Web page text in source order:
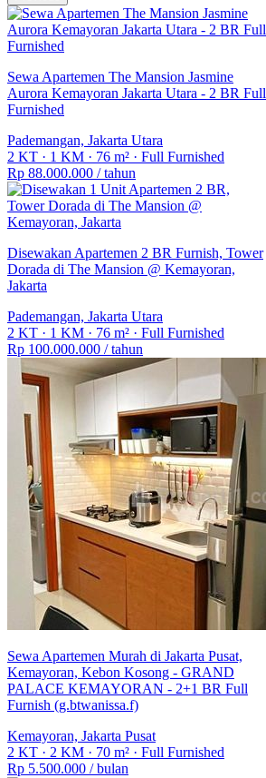
Sewa Apartemen The Mansion Jasmine
Aurora Kemayoran Jakarta Utara - 2 BR Full
Furnished
Pademangan, Jakarta Utara
2 KT · 1 KM · 76 m² · Full Furnished
Rp 88.000.000 / tahun
Disewakan Apartemen 2 BR Furnish, Tower
Dorada di The Mansion @ Kemayoran,
Jakarta
Pademangan, Jakarta Utara
2 KT · 1 KM · 76 m² · Full Furnished
Rp 100.000.000 / tahun
Sewa Apartemen Murah di Jakarta Pusat,
Kemayoran, Kebon Kosong - GRAND
PALACE KEMAYORAN - 2+1 BR Full
Furnish (g.btwanissa.f)
Kemayoran, Jakarta Pusat
2 KT · 2 KM · 70 m² · Full Furnished
Rp 5.500.000 / bulan